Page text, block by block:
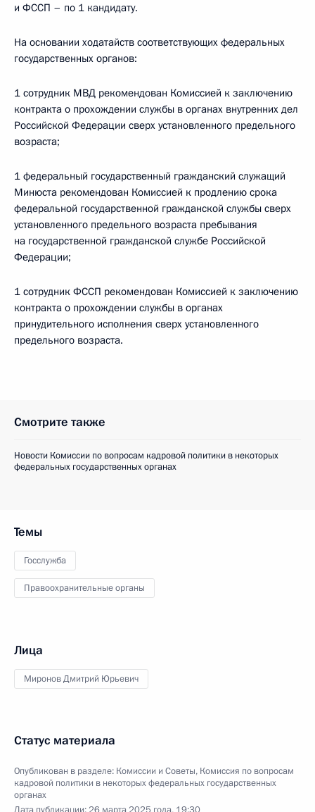
и ФССП – по 1 кандидату.
На основании ходатайств соответствующих федеральных
государственных органов:
1 сотрудник МВД рекомендован Комиссией к заключению
контракта о прохождении службы в органах внутренних дел
Российской Федерации сверх установленного предельного
возраста;
1 федеральный государственный гражданский служащий
Минюста рекомендован Комиссией к продлению срока
федеральной государственной гражданской службы сверх
установленного предельного возраста пребывания
на государственной гражданской службе Российской
Федерации;
1 сотрудник ФССП рекомендован Комиссией к заключению
контракта о прохождении службы в органах
принудительного исполнения сверх установленного
предельного возраста.
Смотрите также
Новости Комиссии по вопросам кадровой политики в некоторых
федеральных государственных органах
Темы
Госслужба
Правоохранительные органы
Лица
Миронов Дмитрий Юрьевич
Статус материала
Опубликован в разделе: Комиссии и Советы, Комиссия по вопросам
кадровой политики в некоторых федеральных государственных
органах